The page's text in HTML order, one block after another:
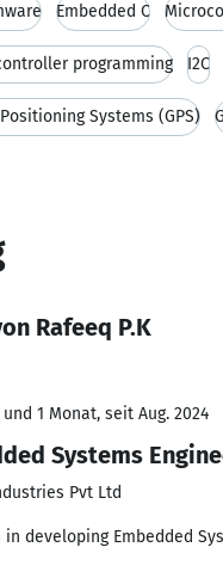
Embedded C
programming I2C
Systems (GPS)
Rafeeq P.K
und 1 Monat, seit Aug. 2024
Systems
Pvt Ltd
developing Embedded